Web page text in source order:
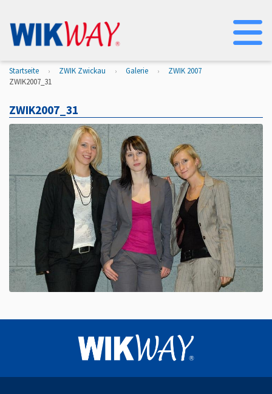
Startseite ZWIK Zwickau Galerie
ZWIK 2007
ZWIK2007_31
ZWIK2007_31